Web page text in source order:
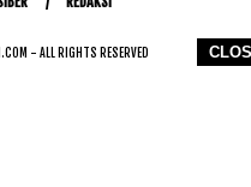
- ALL RIGHTS RESERVED